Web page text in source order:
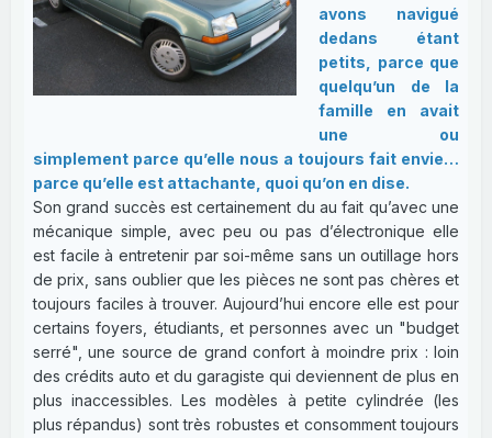
avons navigué
dedans étant
petits, parce que
quelqu’un de la
famille en avait
une ou
simplement parce qu’elle nous a toujours fait envie…
parce qu’elle est attachante, quoi qu’on en dise.
Son grand succès est certainement du au fait qu’avec une
mécanique simple, avec peu ou pas d’électronique elle
est facile à entretenir par soi-même sans un outillage hors
de prix, sans oublier que les pièces ne sont pas chères et
toujours faciles à trouver. Aujourd’hui encore elle est pour
certains foyers, étudiants, et personnes avec un "budget
serré", une source de grand confort à moindre prix : loin
des crédits auto et du garagiste qui deviennent de plus en
plus inaccessibles. Les modèles à petite cylindrée (les
plus répandus) sont très robustes et consomment toujours